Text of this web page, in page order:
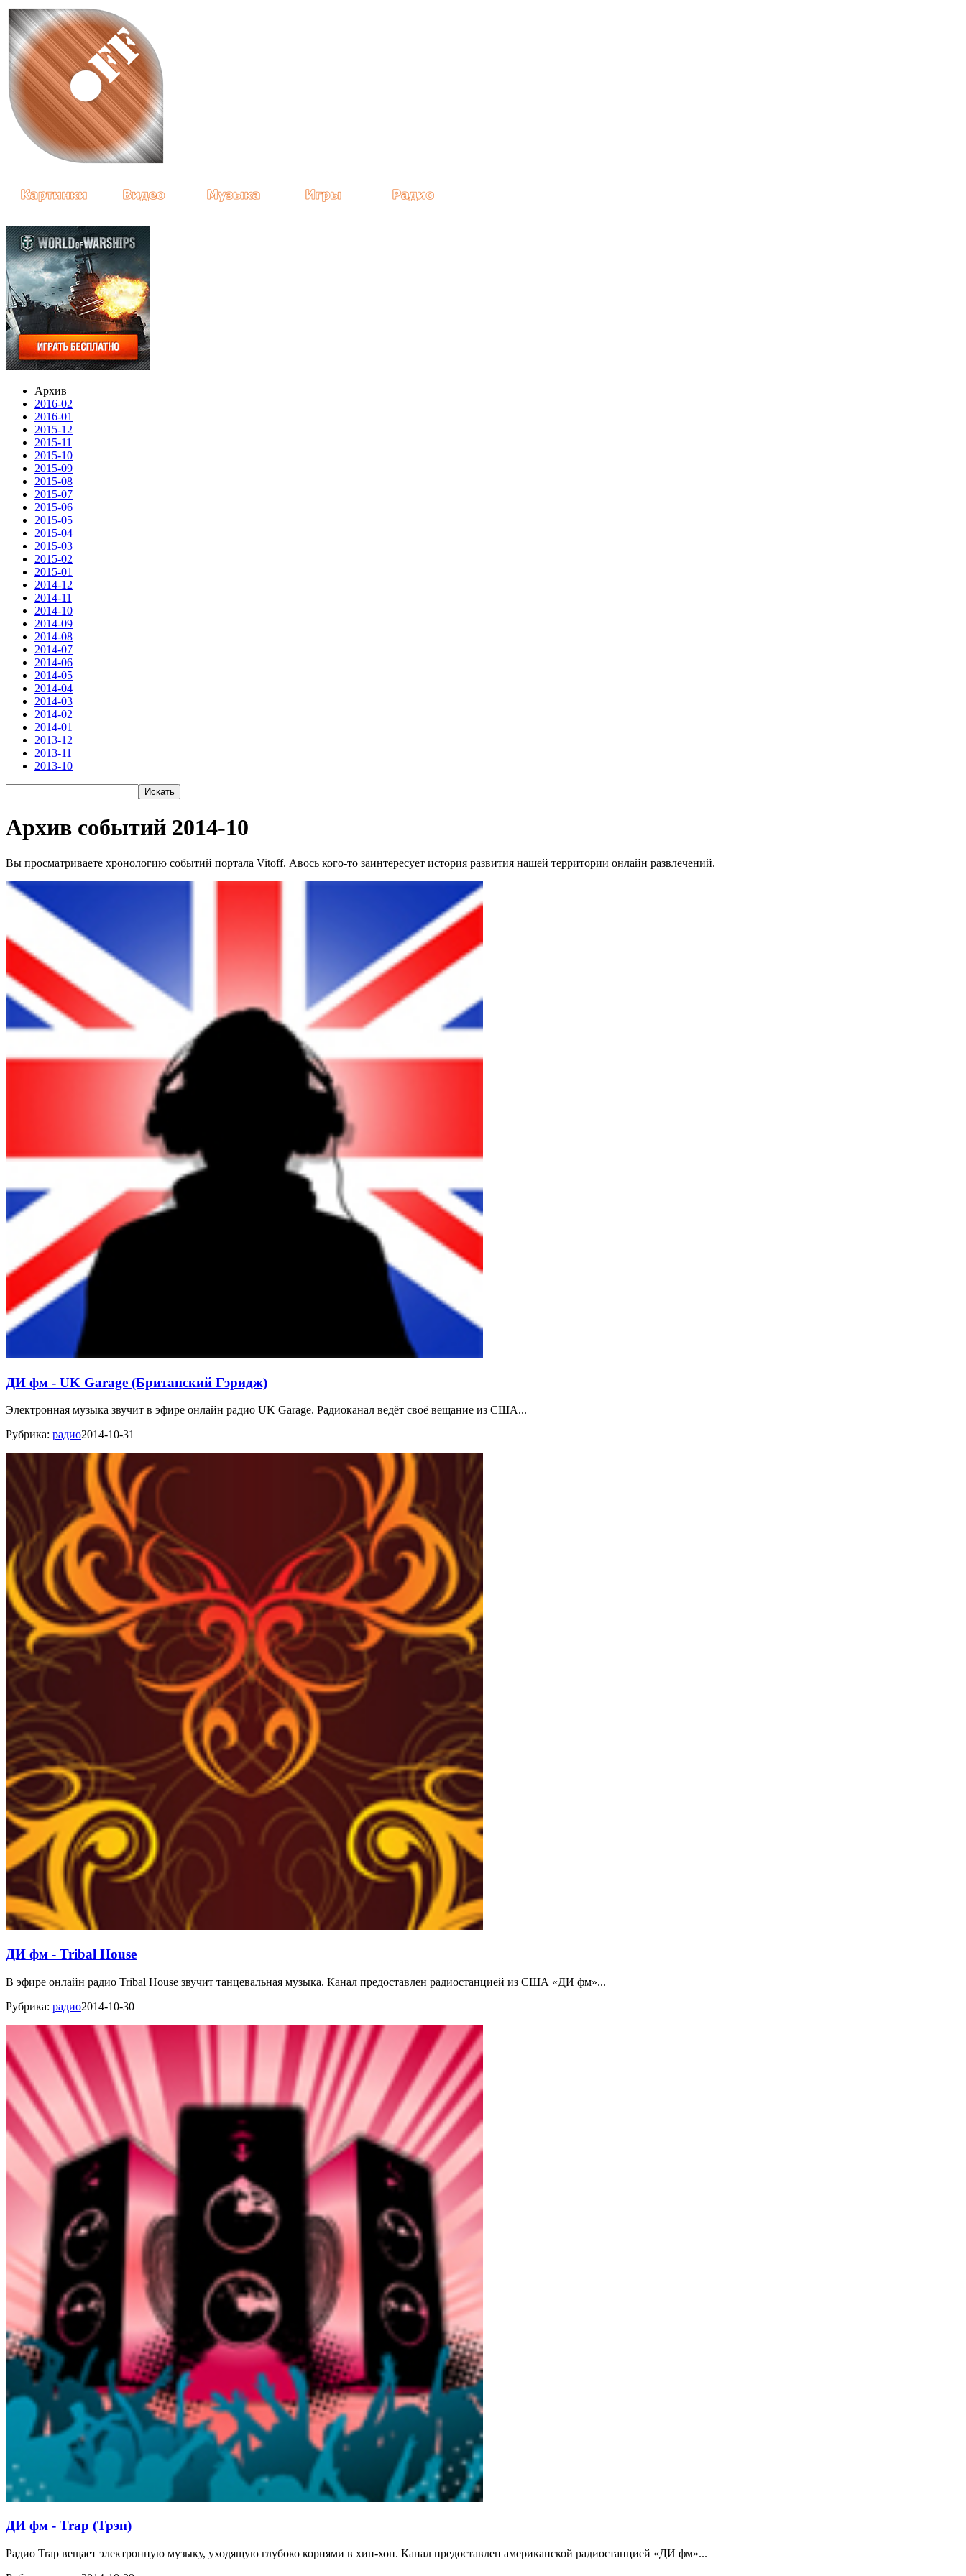
Архив
2016-02
2016-01
2015-12
2015-11
2015-10
2015-09
2015-08
2015-07
2015-06
2015-05
2015-04
2015-03
2015-02
2015-01
2014-12
2014-11
2014-10
2014-09
2014-08
2014-07
2014-06
2014-05
2014-04
2014-03
2014-02
2014-01
2013-12
2013-11
2013-10
Архив событий 2014-10
Вы просматриваете хронологию событий портала Vitoff. Авось кого-то заинтересует история развития нашей территории онлайн развлечений.
ДИ фм - UK Garage (Британский Гэридж)
Электронная музыка звучит в эфире онлайн радио UK Garage. Радиоканал ведёт своё вещание из США...
Рубрика: радио2014-10-31
ДИ фм - Tribal House
В эфире онлайн радио Tribal House звучит танцевальная музыка. Канал предоставлен радиостанцией из США «ДИ фм»...
Рубрика: радио2014-10-30
ДИ фм - Trap (Трэп)
Радио Trap вещает электронную музыку, уходящую глубоко корнями в хип-хоп. Канал предоставлен американской радиостанцией «ДИ фм»...